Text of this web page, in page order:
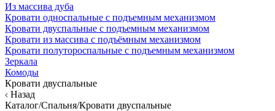
Из массива дуба
Кровати односпальные с подъемным механизмом
Кровати двуспальные с подъемным механизмом
Кровати из массива с подъёмным механизмом
Кровати полутороспальные с подъемным механизмом
Зеркала
Комоды
Кровати двуспальные
Назад
Каталог/Спальня/Кровати двуспальные